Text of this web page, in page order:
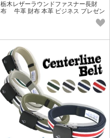
栃木レザーラウンドファスナー長財
布 牛革 財布 本革 ビジネス プレゼン